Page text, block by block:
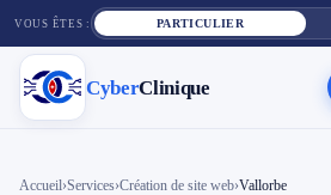
VOUS ÊTES : PARTICULIER
CyberClinique
Cyber Clinique
Accueil›Services›Création de site web›Vallorbe